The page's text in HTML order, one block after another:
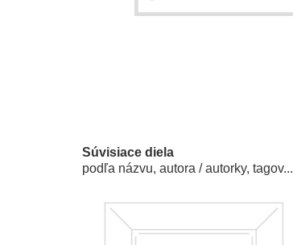
Súvisiace diela
podľa názvu, autora / autorky, tagov...